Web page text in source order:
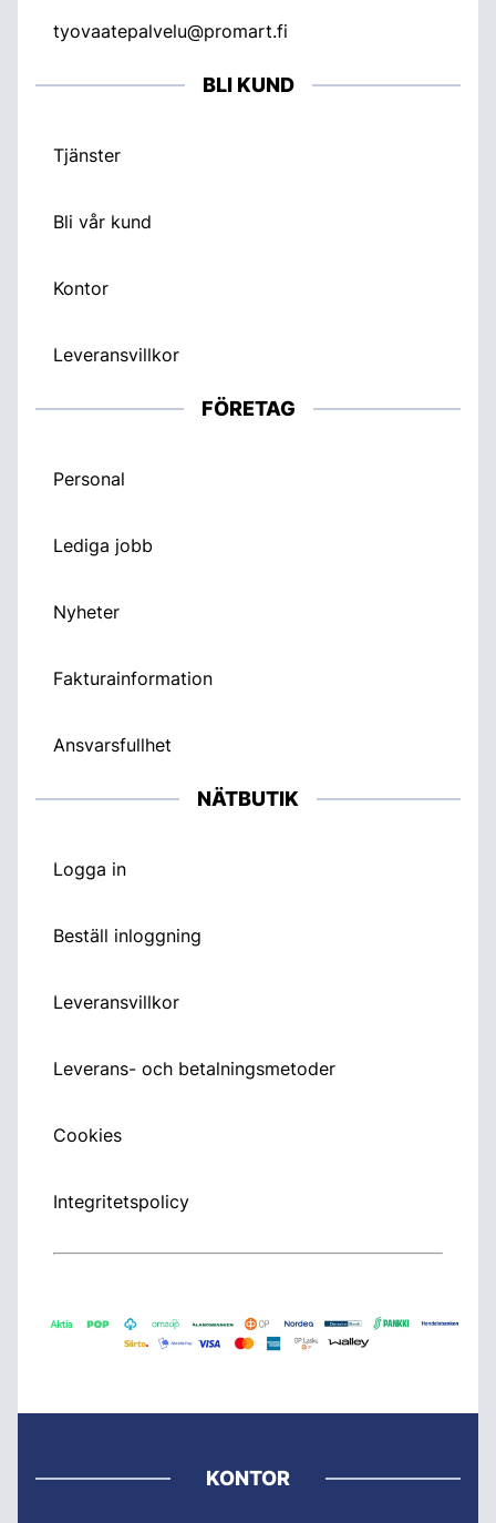
tyovaatepalvelu@promart.fi
BLI KUND
Tjänster
Bli vår kund
Kontor
Leveransvillkor
FÖRETAG
Personal
Lediga jobb
Nyheter
Fakturainformation
Ansvarsfullhet
NÄTBUTIK
Logga in
Beställ inloggning
Leveransvillkor
Leverans- och betalningsmetoder
Cookies
Integritetspolicy
KONTOR